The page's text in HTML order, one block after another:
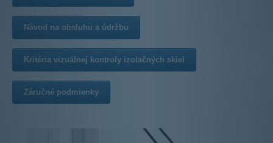
Návod na obsluhu a údržbu
Kritéria vizuálnej kontroly izolačných skiel
Záručné podmienky